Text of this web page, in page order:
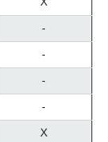
-
-
-
-
X